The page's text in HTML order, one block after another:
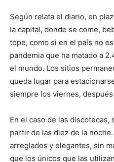
Según relata el diario, en
la capital, donde se come,
tope, como si en el país no
pandemia que ha matado a
el mundo. Los sitios
queda lugar para
siempre los viernes,
En el caso de las discotecas,
partir de las diez de la
arreglados y elegantes, sin
que los únicos que las